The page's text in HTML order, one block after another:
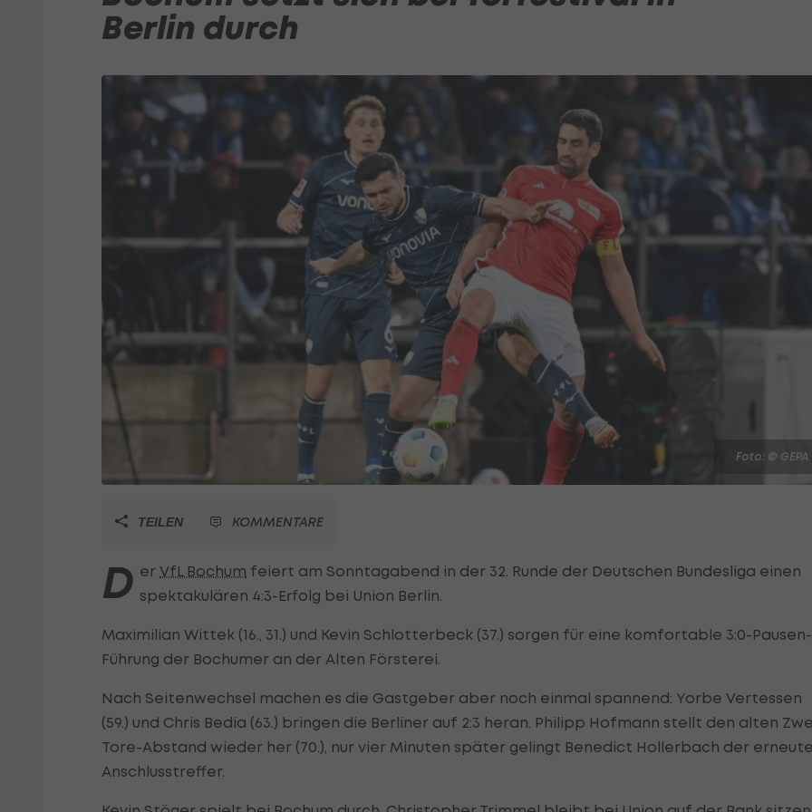
Berlin durch
Foto: © GEPA
TEILEN KOMMENTARE
D er VfL Bochum feiert am Sonntagabend in der 32. Runde der Deutschen Bundesliga einen
spektakulären 4:3-Erfolg bei Union Berlin.
Maximilian Wittek (16., 31.) und Kevin Schlotterbeck (37.) sorgen für eine komfortable 3:0-Pausen-
Führung der Bochumer an der Alten Försterei.
Nach Seitenwechsel machen es die Gastgeber aber noch einmal spannend: Yorbe Vertessen
(59.) und Chris Bedia (63.) bringen die Berliner auf 2:3 heran. Philipp Hofmann stellt den alten
Tore-Abstand wieder her (70.), nur vier Minuten später gelingt Benedict Hollerbach der erneute
Anschlusstreffer.